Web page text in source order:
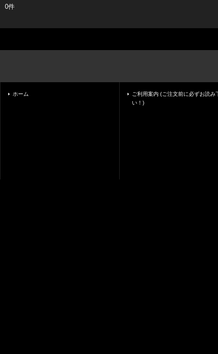
0件
ホーム
ご利用案内 (ご注文前に必ずお読み
い！)